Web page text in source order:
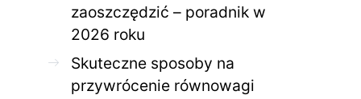
ZDROWE CIAŁO
Jak skutecznie zadbać o
problematyczną cerę w
domowym spa?
zaoszczędzić – poradnik w
2026 roku
Skuteczne sposoby na
przywrócenie równowagi